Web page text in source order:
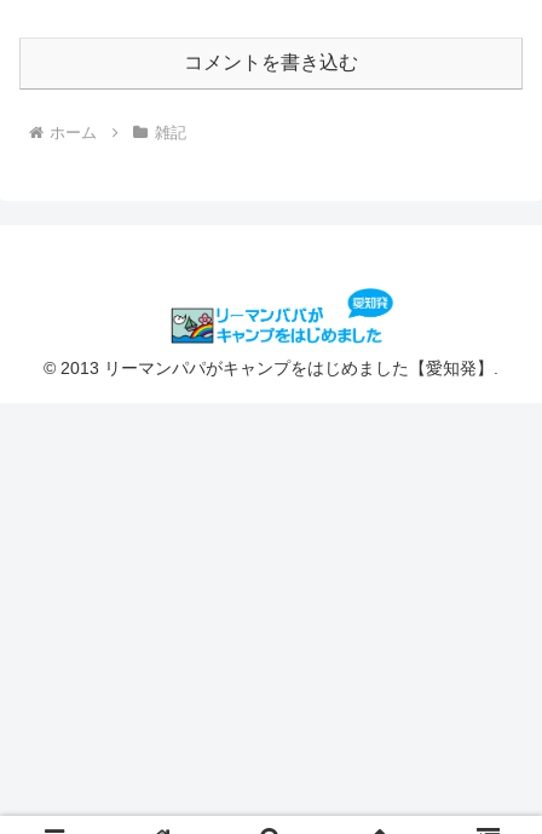
コメントを書き込む
ホーム 雑記
© 2013 リーマンパパがキャンプをはじめました【愛知発】.